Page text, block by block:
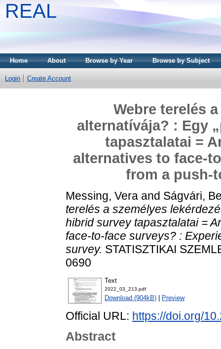
REAL
Home About Browse by Year Browse by Subject
Login Create Account
Webre terelés
alternatívája? : Egy
tapasztalatai =
alternatives to face-
from a push-
Messing, Vera and Ságvári,
terelés a személyes
hibrid survey tapasztalatai =
face-to-face surveys? :
survey. STATISZTIKAI
0690
Text
2022_03_213.pdf
Download (904kB) Preview
Official URL: https://doi.org/
Abstract